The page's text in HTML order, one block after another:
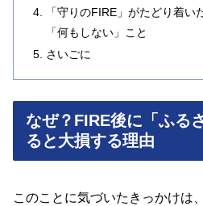
「守りのFIRE」がたどり着い
「何もしない」こと
さいごに
なぜ？FIRE後に「ふる
ると大損する理由
このことに気づいたきっかけは